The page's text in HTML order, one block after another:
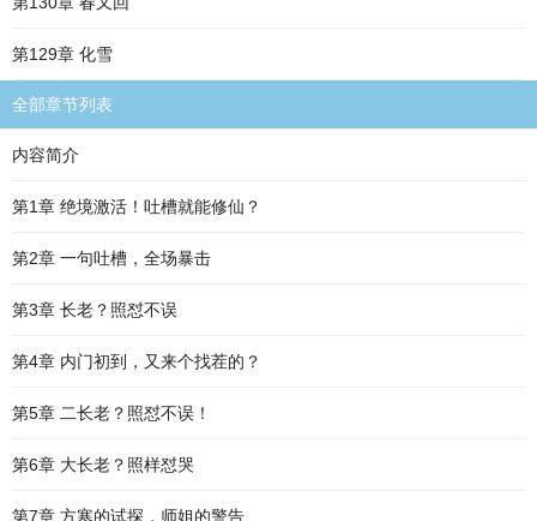
第129章 化雪
全部章节列表
内容简介
第1章 绝境激活！吐槽就能修仙？
第2章 一句吐槽，全场暴击
第3章 长老？照怼不误
第4章 内门初到，又来个找茬的？
第5章 二长老？照怼不误！
第6章 大长老？照样怼哭
第7章 方寒的试探，师姐的警告